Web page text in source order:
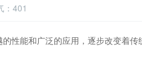
401
性能和广泛的应用，逐步改变着传